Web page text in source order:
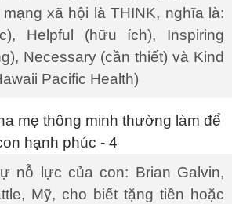
xã hội là THINK, nghĩa là:
Helpful (hữu ích), Inspiring
Necessary (cần thiết) và Kind
Pacific Health)
nỗ lực của con: Brian Galvin,
Mỹ, cho biết tặng tiền hoặc